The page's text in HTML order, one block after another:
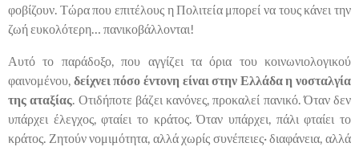
φοβίζουν. Τώρα που επιτέλους η Πολιτεία μπορεί να τους κάνει την
ζωή ευκολότερη… πανικοβάλλονται!
Αυτό το παράδοξο, που αγγίζει τα όρια του κοινωνιολογικού
φαινομένου, δείχνει πόσο έντονη είναι στην Ελλάδα η νοσταλγία
της αταξίας. Οτιδήποτε βάζει κανόνες, προκαλεί πανικό. Όταν δεν
υπάρχει έλεγχος, φταίει το κράτος. Όταν υπάρχει, πάλι φταίει το
κράτος. Ζητούν νομιμότητα, αλλά χωρίς συνέπειες· διαφάνεια, αλλά